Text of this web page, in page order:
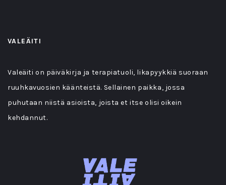
VALEÄITI
Valeäiti on päiväkirja ja terapiatuoli, likapyykkiä suoraan
ruuhkavuosien käänteistä. Sellainen paikka, jossa
puhutaan niistä asioista, joista et itse olisi oikein
kehdannut.